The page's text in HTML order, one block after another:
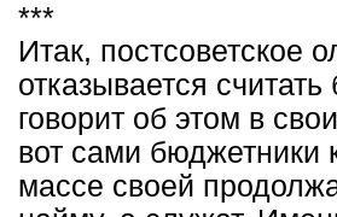
***
Итак, постсоветское
отказывается
говорит об этом в
вот сами бюджетники
массе своей